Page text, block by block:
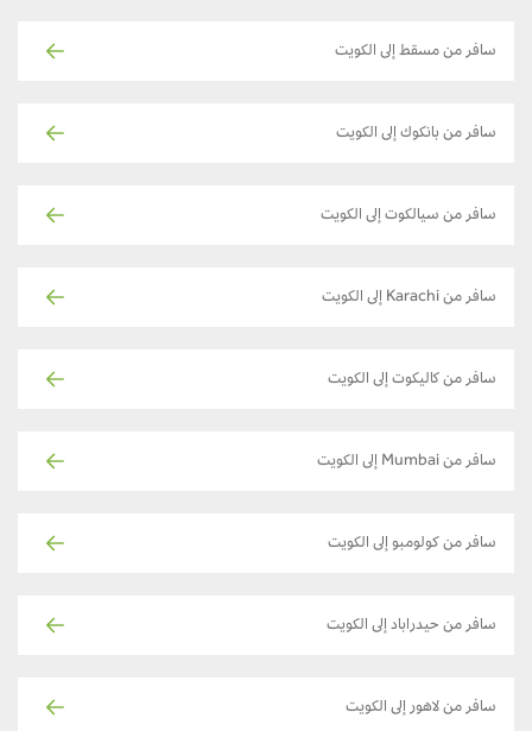
سافر من مسقط إلى الكويت
سافر من بانكوك إلى الكويت
سافر من سيالكوت إلى الكويت
سافر من Karachi إلى الكويت
سافر من كاليكوت إلى الكويت
سافر من Mumbai إلى الكويت
سافر من كولومبو إلى الكويت
سافر من حيدراباد إلى الكويت
سافر من لاهور إلى الكويت